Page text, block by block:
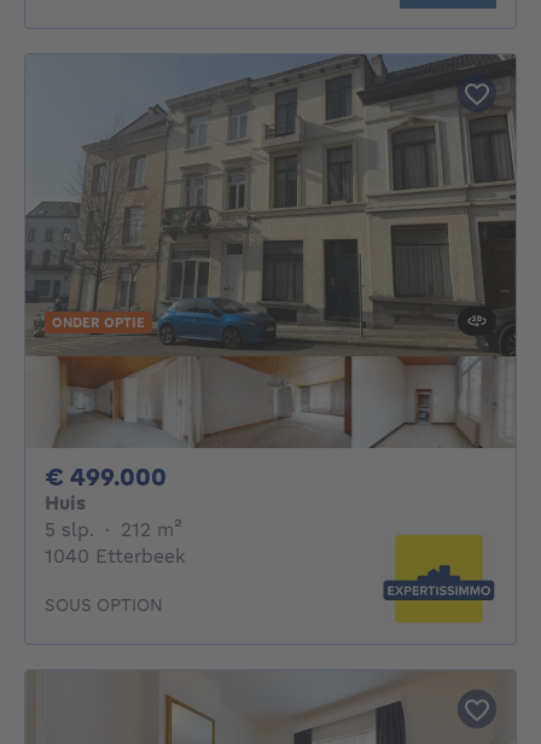
ONDER OPTIE
€ 499.000
Huis
5 slp. 5 slaapkamers
· 212 m²
1040 Etterbeek
SOUS OPTION